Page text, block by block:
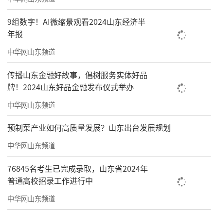
9组数字！AI微缩景观看2024山东经济半
年报
中华网山东频道
传播山东金融好故事，倡树服务实体好品
牌！2024山东好品金融发布仪式举办
中华网山东频道
预制菜产业如何高质量发展？山东出台发展规划
中华网山东频道
76845名考生已完成录取，山东省2024年
普通高校招录工作进行中
中华网山东频道